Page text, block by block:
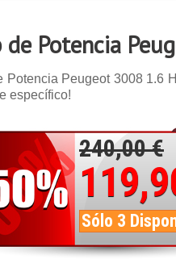
de Potencia
Potencia Peugeot 3008 1.6
específico!
240,00 €
Sólo 3